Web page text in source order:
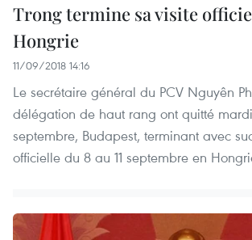
Trong termine sa visite
Hongrie
11/09/2018 14:16
Le secrétaire général du PCV Nguyên
délégation de haut rang ont quitté mardi
septembre, Budapest, terminant avec
officielle du 8 au 11 septembre en